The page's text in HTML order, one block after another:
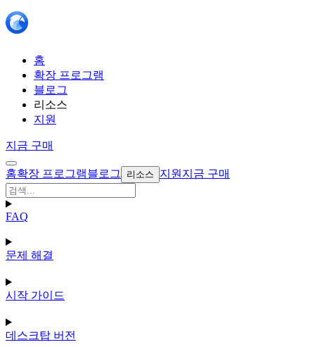
홈
확장 프로그램
블로그
리소스
지원
지금 구매
홈확장 프로그램블로그 리소스 지원 지금 구매
FAQ
문제 해결
시작 가이드
데스크탑 버전